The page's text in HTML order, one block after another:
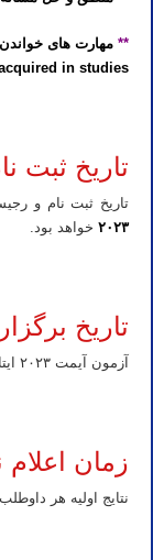
**
in studies) =
تاریخ ثبت
تاریخ ثبت نام و
۲۰۲۳ خواهد بود.
تاریخ
آزمون آیمت ۲۰۲۳ ایتالیا در تاریخ
زمان اعلام
نتایج اولیه هر